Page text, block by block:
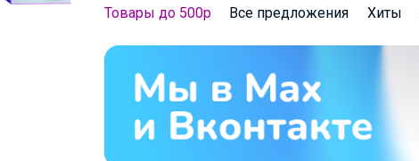
Товары до 500р Все предложения Хиты